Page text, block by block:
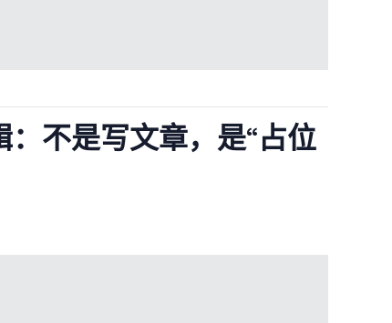
不是写文章，是“占位